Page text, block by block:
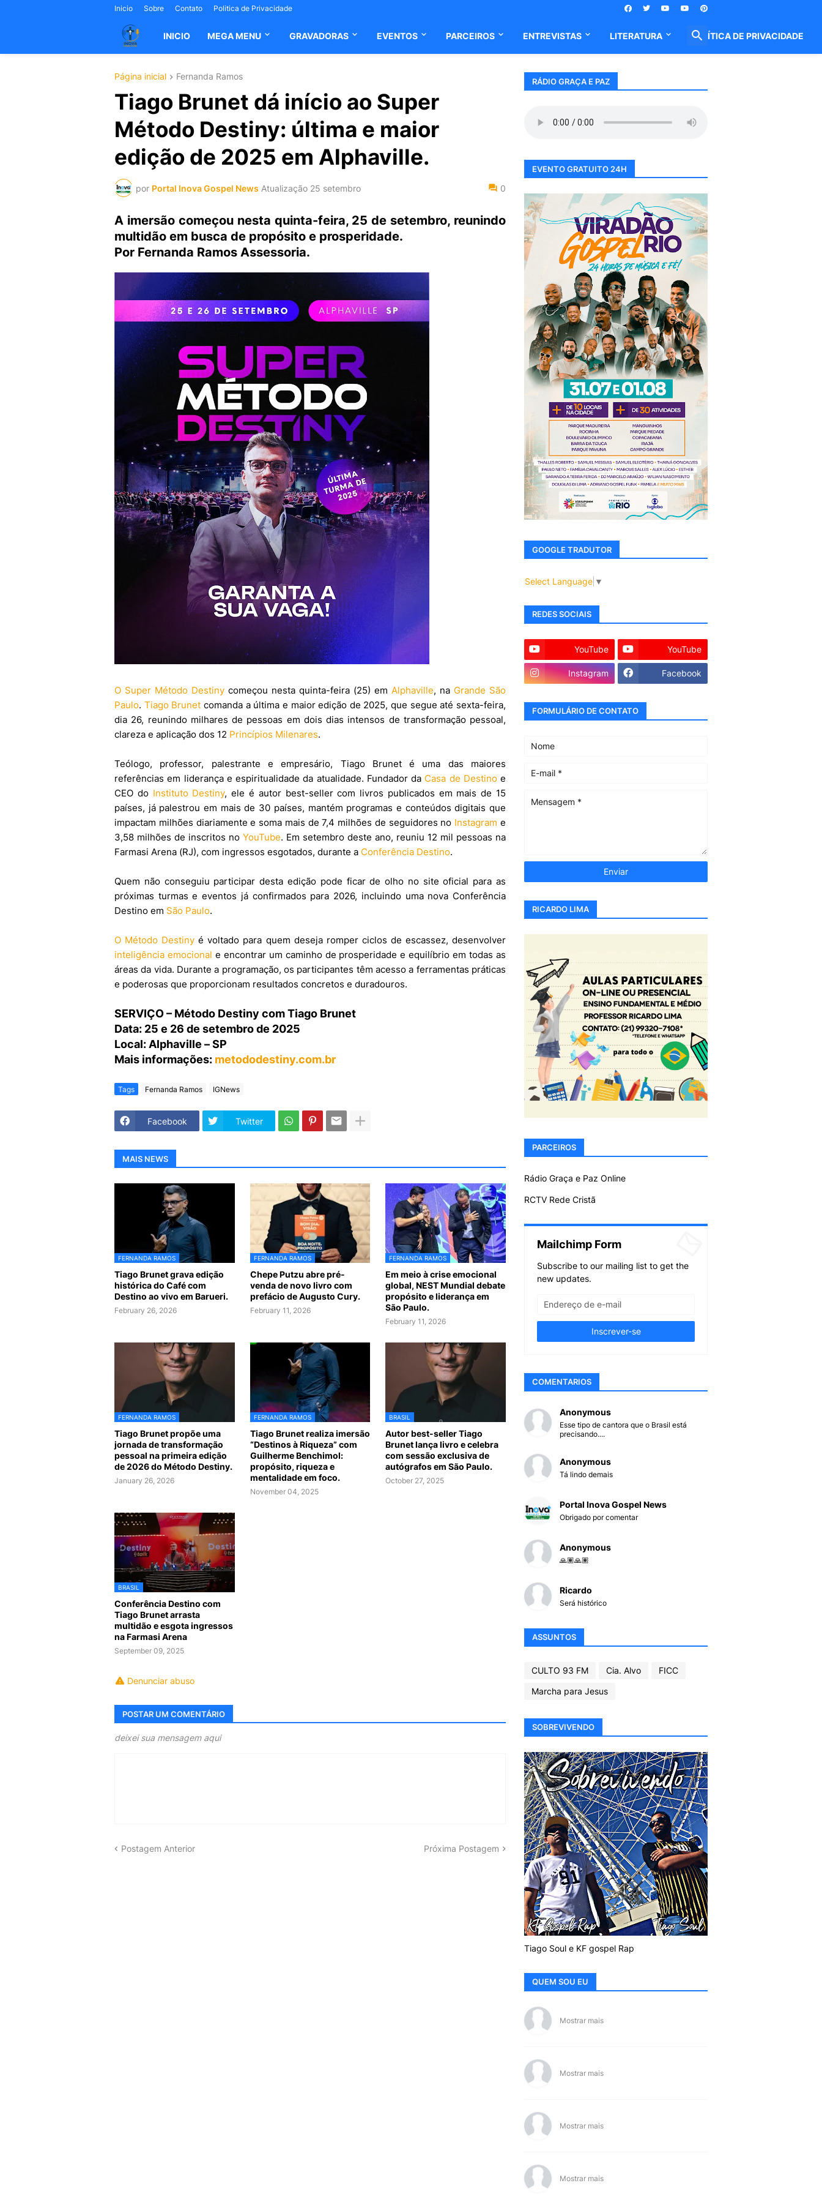
Inicio Sobre Contato Politica de Privacidade
INICIO MEGA MENU GRAVADORAS EVENTOS PARCEIROS ENTREVISTAS LITERATURA POLÍTICA DE PRIVACIDADE
Página inicial Fernanda Ramos
Tiago Brunet dá início ao Super
Método Destiny: última e maior
edição de 2025 em Alphaville.
por Portal Inova Gospel News Atualização 25 setembro 0
A imersão começou nesta quinta-feira, 25 de setembro, reunindo
multidão em busca de propósito e prosperidade.
Por Fernanda Ramos Assessoria.
O Super Método Destiny começou nesta quinta-feira (25) em Alphaville, na Grande São
Paulo. Tiago Brunet comanda a última e maior edição de 2025, que segue até sexta-feira,
dia 26, reunindo milhares de pessoas em dois dias intensos de transformação pessoal,
clareza e aplicação dos 12 Princípios Milenares.
Teólogo, professor, palestrante e empresário, Tiago Brunet é uma das maiores
referências em liderança e espiritualidade da atualidade. Fundador da Casa de Destinoe
CEO do Instituto Destiny, ele é autor best-seller com livros publicados em mais de 15
países, já palestrou em mais de 30 países, mantém programas e conteúdos digitais que
impactam milhões diariamente e soma mais de 7,4 milhões de seguidores no Instagram e
3,58 milhões de inscritos no YouTube. Em setembro deste ano, reuniu 12 mil pessoas na
Farmasi Arena (RJ), com ingressos esgotados, durante a Conferência Destino.
Quem não conseguiu participar desta edição pode ficar de olho no site oficial para as
próximas turmas e eventos já confirmados para 2026, incluindo uma nova Conferência
Destino em São Paulo.
O Método Destiny é voltado para quem deseja romper ciclos de escassez, desenvolver
inteligência emocional e encontrar um caminho de prosperidade e equilíbrio em todas as
áreas da vida. Durante a programação, os participantes têm acesso a ferramentas práticas
e poderosas que proporcionam resultados concretos e duradouros.
SERVIÇO – Método Destiny com Tiago Brunet
Data: 25 e 26 de setembro de 2025
Local: Alphaville – SP
Mais informações: metododestiny.com.br
Tags Fernanda Ramos IGNews
Facebook Twitter
MAIS NEWS
FERNANDA RAMOS
Tiago Brunet grava edição
histórica do Café com
Destino ao vivo em Barueri.
February 26, 2026
FERNANDA RAMOS
Chepe Putzu abre pré-
venda de novo livro com
prefácio de Augusto Cury.
February 11, 2026
FERNANDA RAMOS
Em meio à crise emocional
global, NEST Mundial debate
propósito e liderança em
São Paulo.
February 11, 2026
FERNANDA RAMOS
Tiago Brunet propõe uma
jornada de transformação
pessoal na primeira edição
de 2026 do Método Destiny.
January 26, 2026
FERNANDA RAMOS
Tiago Brunet realiza imersão
“Destinos à Riqueza” com
Guilherme Benchimol:
propósito, riqueza e
mentalidade em foco.
November 04, 2025
BRASIL
Autor best-seller Tiago
Brunet lança livro e celebra
com sessão exclusiva de
autógrafos em São Paulo.
October 27, 2025
BRASIL
Conferência Destino com
Tiago Brunet arrasta
multidão e esgota ingressos
na Farmasi Arena
September 09, 2025
Denunciar abuso
POSTAR UM COMENTÁRIO
deixei sua mensagem aqui
Postagem Anterior Próxima Postagem
RÁDIO GRAÇA E PAZ
EVENTO GRATUITO 24H
GOOGLE TRADUTOR
Select Language ▼
REDES SOCIAIS
YouTube YouTube
Instagram Facebook
FORMULÁRIO DE CONTATO
RICARDO LIMA
PARCEIROS
Rádio Graça e Paz Online
RCTV Rede Cristã
Mailchimp Form
Subscribe to our mailing list to get the
new updates.
COMENTARIOS
Anonymous
Esse tipo de cantora que o Brasil está
precisando....
Anonymous
Tá lindo demais
Portal Inova Gospel News
Obrigado por comentar
Anonymous
🙏🏽🙏🏽
Ricardo
Será histórico
ASSUNTOS
CULTO 93 FM Cia. Alvo
FICC
Marcha para Jesus
SOBREVIVENDO
Tiago Soul e KF gospel Rap
QUEM SOU EU
Mostrar mais
Mostrar mais
Mostrar mais
Mostrar mais